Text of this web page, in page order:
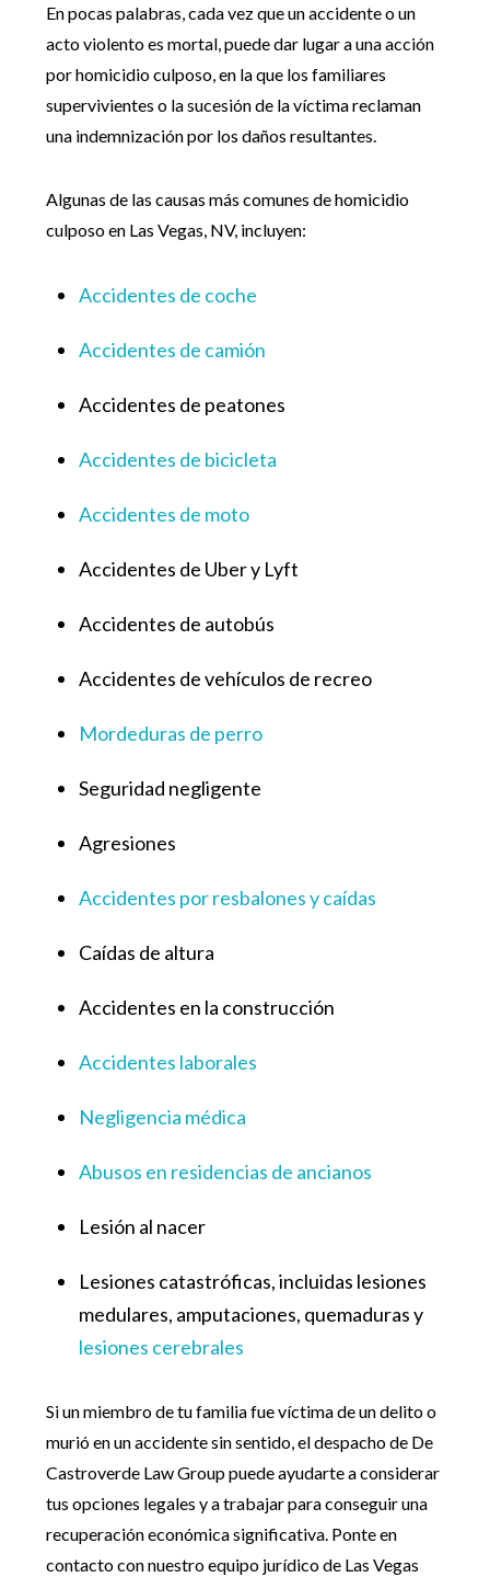
En pocas palabras, cada vez que un accidente o un
acto violento es mortal, puede dar lugar a una acción
por homicidio culposo, en la que los familiares
supervivientes o la sucesión de la víctima reclaman
una indemnización por los daños resultantes.
Algunas de las causas más comunes de homicidio
culposo en Las Vegas, NV, incluyen:
Accidentes de coche
Accidentes de camión
Accidentes de peatones
Accidentes de bicicleta
Accidentes de moto
Accidentes de Uber y Lyft
Accidentes de autobús
Accidentes de vehículos de recreo
Mordeduras de perro
Seguridad negligente
Agresiones
Accidentes por resbalones y caídas
Caídas de altura
Accidentes en la construcción
Accidentes laborales
Negligencia médica
Abusos en residencias de ancianos
Lesión al nacer
Lesiones catastróficas, incluidas lesiones
medulares, amputaciones, quemaduras y
lesiones cerebrales
Si un miembro de tu familia fue víctima de un delito o
murió en un accidente sin sentido, el despacho de De
Castroverde Law Group puede ayudarte a considerar
tus opciones legales y a trabajar para conseguir una
recuperación económica significativa. Ponte en
contacto con nuestro equipo jurídico de Las Vegas